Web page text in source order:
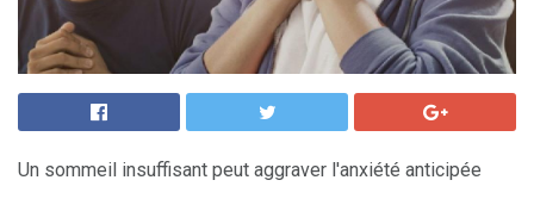
Un sommeil insuffisant peut aggraver l'anxiété anticipée